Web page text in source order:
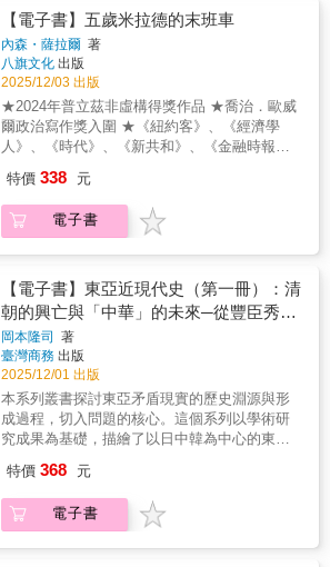
的兩種面向，兩者在中國「共和」的顛簸道路
上，相互糾纏，彼此激化，共同譜寫了這一段
複雜、矛盾又充滿悲劇性的百年史。
泱泱風範，另一方面也有防備侵攻之心、分庭
抗禮之意，於是中日關係在競爭與親善的兩極
間擺盪。近代以來，日本國力漸強，中國自然
成為挑戰、入侵的對象，也造成清末至民國、
橫跨兩次世界大戰的領土紛爭。這段中日競合
的歷史，從白江口海戰、秀吉征伐朝鮮、甲午
戰爭、中日戰爭等，都在作者筆下躍然紙
上。 260幅地圖、照片、明信片、雜誌等圖
像，飽含蓊鬱的風景、險峻的要衝、帆檣林立
等，讓人彷若置身歷史現場。
與宗教衝突的背景下展開，揭示了跨文化交流
與個人抉擇之間錯綜複雜的張力。達爾林普更
進一步將故事置於「白蒙兀兒」現象的廣闊脈
絡中，勾勒出那些採納印度服飾、語言與習俗
的歐洲人，如何動搖了殖民統治所欲維持的種
族與權力界線。像「印度教徒史都華」與帶著
十三位印度妻子乘象散步的大衛・奧克特洛尼
量未曾翻譯的波斯文、烏爾都文與英文檔案，
本書揭露了一段被歷史忽略的愛情、背叛與文
化交涉的故事。這是一個宗教、文化與政治身
認為愛情與戰爭分屬不同領域，除非是托爾斯
泰的作品，否則我們不期待兩者交織。這部傑
作的成就之一，在於威廉•達爾林普如何將這兩
大主題渾然天成地熔鑄，使英國征服印度的史
實與一段刻骨銘心的戀愛故事相互滲透，彼此
增添層次深度。達爾林普的敘事節奏如驚悚小
說般緊湊……更重要的是，本書展現了學識、
文筆與洞見的華麗交鋒。簡短評論難以盡述其
多重卓越之處，只能說達爾林普一舉超越多數
歷史學家與小說家的非凡成就，簡直令人驚
拉巴，一段跨越文化與宗教的禁忌愛情正在展
開。英國駐海得拉巴代表詹姆斯・阿基里斯・
科克派翠克，在宮廷裡邂逅了首相的孫女海
兒・妮莎。他深深愛上她，不惜皈依伊斯蘭
教，甚至成為對抗東印度公司的雙重間諜。這
段愛情故事，交織著宮廷陰謀、後宮政治、宗
教爭議與家族衝突。然而，它並非孤立的傳
奇，而是「白蒙兀兒」現象的一部分——那些
身穿印度服飾、採納當地習俗的歐洲人，挑戰
在《白蒙兀兒人》一書中，威廉・達爾林普重
建了英國駐海得拉巴宮廷公使詹姆斯・阿基里
斯・科克派翠克的非凡故事。他不顧傳統，迎
娶了海得拉巴首相的孫女海兒・妮莎，甚至皈
依伊斯蘭教。這段婚姻在宮廷鬥爭、後宮政治
與宗教衝突的背景下展開，揭示了跨文化交流
與個人抉擇之間錯綜複雜的張力。達爾林普更
進一步將故事置於「白蒙兀兒」現象的廣闊脈
絡中，勾勒出那些採納印度服飾、語言與習俗
的歐洲人，如何動搖了殖民統治所欲維持的種
族與權力界線。像「印度教徒史都華」與帶著
十三位印度妻子乘象散步的大衛・奧克特洛尼
量未曾翻譯的波斯文、烏爾都文與英文檔案，
本書揭露了一段被歷史忽略的愛情、背叛與文
化交涉的故事。這是一個宗教、文化與政治身
分並非固定不變，而是流動可變的時代，也是
【電子書】五歲米拉德的末班車
內森・薩拉爾 著
八旗文化 出版
2025/12/03 出版
★2024年普立茲非虛構得獎作品 ★喬治．歐威
爾政治寫作獎入圍 ★《紐約客》、《經濟學
人》、《時代》、《新共和》、《金融時報》
當代以巴衝突的最佳書籍 耶路撒冷郊外的一場
車禍，一對父子的真實遭遇， 揭開了一個交織
歷史與生命的私密故事， 這是當今巴勒斯坦的
故，一輛巴勒斯坦校車載着一批幼稚園學生前
往兒童樂園遊玩，途中校車發生事故翻覆起
火。 雖然公路上的民眾不斷打電話給以色列和
巴勒斯坦的緊急救援單位，但沒有任何消防車
或救護車趕來。由於火勢猛烈，現場民眾奮不
顧身自行救援孩童，一名巴勒斯坦人激動地向
姍姍來遲的以色列救援人員大罵，反遭以軍圍
毆。現場一片混亂，受傷的孩童被送往耶路撒
冷和約旦河西岸的不同醫院，但巴勒斯坦傷者
需要經過批准才能進入設備較好的以色列醫
哪間醫院，有些燒焦了的孩童屍體一時無法確
認身分，心急如焚的父母展開了尋找孩子的艱
辛之旅。 本書從這場突如其來的車禍展開，猶
特價 338 元
電子書
【電子書】東亞近現代史（第一冊）：清
朝的興亡與「中華」的未來─從豐臣秀吉
出兵朝鮮到日俄戰爭
岡本隆司
著
臺灣商務 出版
2025/12/01 出版
本系列叢書探討東亞矛盾現實的歷史淵源與形
成過程，切入問題的核心。這個系列以學術研
究成果為基礎，描繪了以日中韓為中心的東亞
一冊，重點在介紹清朝歷史。作者從動盪的東
亞視角出發，描繪出豐臣秀吉出兵朝鮮以降，
直到近代日俄戰爭為止的東亞世界。並企圖從
特價 368 元
電子書